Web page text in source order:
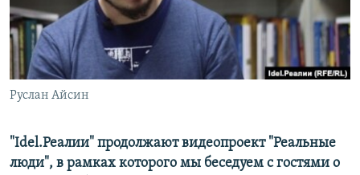
РАСПИСАНИЕ ВЕЩАНИЯ
ПОДПИШИТЕСЬ НА РАССЫЛКУ
Руслан Айсин
"Idel.Реалии" продолжают видеопроект "Реальные
люди", в рамках которого мы беседуем с гостями о